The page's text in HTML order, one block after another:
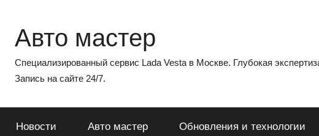
содержимому
Авто мастер
Специализированный сервис Lada Vesta в Москве. Глубокая
Запись на сайте 24/7.
Новости Авто мастер Обновления и технологии